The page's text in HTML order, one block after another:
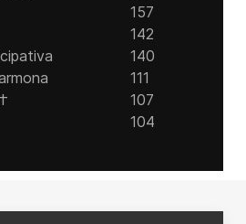
157
142
140
111
107
104